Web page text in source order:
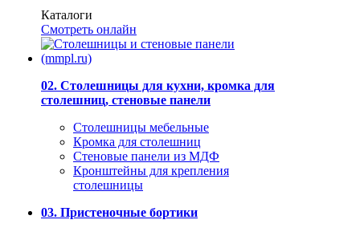
Каталоги
Смотреть онлайн
02. Столешницы для кухни, кромка для
столешниц, стеновые панели
Столешницы мебельные
Кромка для столешниц
Стеновые панели из МДФ
Кронштейны для крепления
столешницы
03. Пристеночные бортики